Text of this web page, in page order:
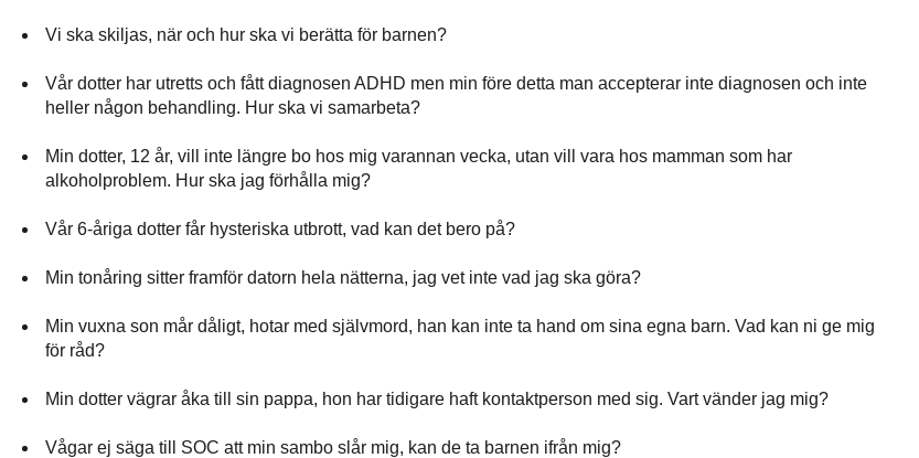
Vi ska skiljas, när och hur ska vi berätta för barnen?
Vår dotter har utretts och fått diagnosen ADHD men min före detta man accepterar inte diagnosen och inte
heller någon behandling. Hur ska vi samarbeta?
Min dotter, 12 år, vill inte längre bo hos mig varannan vecka, utan vill vara hos mamman som har
alkoholproblem. Hur ska jag förhålla mig?
Vår 6-åriga dotter får hysteriska utbrott, vad kan det bero på?
Min tonåring sitter framför datorn hela nätterna, jag vet inte vad jag ska göra?
Min vuxna son mår dåligt, hotar med självmord, han kan inte ta hand om sina egna barn. Vad kan ni ge mig
för råd?
Min dotter vägrar åka till sin pappa, hon har tidigare haft kontaktperson med sig. Vart vänder jag mig?
Vågar ej säga till SOC att min sambo slår mig, kan de ta barnen ifrån mig?